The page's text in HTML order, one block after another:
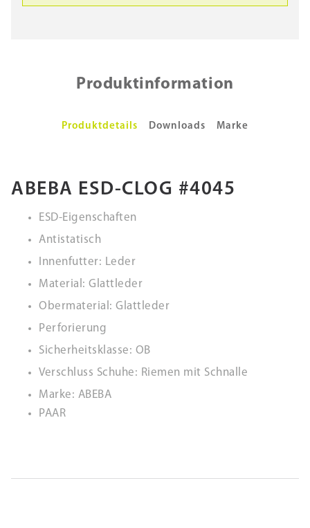
Produktinformation
Produktdetails Downloads Marke
ABEBA ESD-CLOG #4045
ESD-Eigenschaften
Antistatisch
Innenfutter: Leder
Material: Glattleder
Obermaterial: Glattleder
Perforierung
Sicherheitsklasse: OB
Verschluss Schuhe: Riemen mit Schnalle
Marke: ABEBA
PAAR